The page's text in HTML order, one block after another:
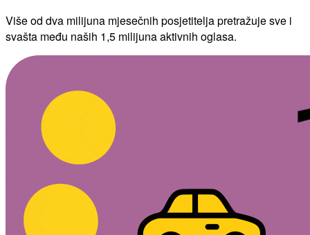
Više od dva milijuna mjesečnih posjetitelja pretražuje sve i
svašta među naših 1,5 milijuna aktivnih oglasa.